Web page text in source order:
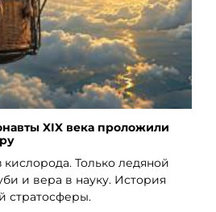
XIX века проложили
Только ледяной
и вера в науку. История
стратосферы.